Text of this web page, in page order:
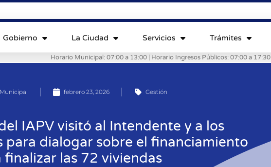
Gobierno La Ciudad Servicios Trámites
Horario Municipal: 07:00 a 13:00 | Horario Ingresos Públicos: 07:00 a 17:30
febrero 23, 2026 Gestión
IAPV visitó al Intendente y a los
para dialogar sobre el financiamiento
finalizar las 72 viviendas